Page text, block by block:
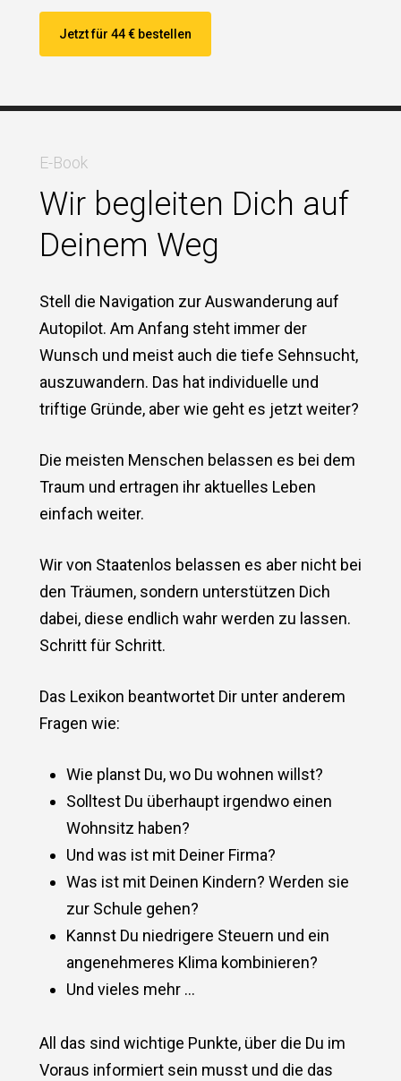
Jetzt für 44 € bestellen
E-Book
Wir begleiten Dich auf
Deinem Weg
Stell die Navigation zur Auswanderung auf
Autopilot. Am Anfang steht immer der
Wunsch und meist auch die tiefe Sehnsucht,
auszuwandern. Das hat individuelle und
triftige Gründe, aber wie geht es jetzt weiter?
Die meisten Menschen belassen es bei dem
Traum und ertragen ihr aktuelles Leben
einfach weiter.
Wir von Staatenlos belassen es aber nicht bei
den Träumen, sondern unterstützen Dich
dabei, diese endlich wahr werden zu lassen.
Schritt für Schritt.
Das Lexikon beantwortet Dir unter anderem
Fragen wie:
Wie planst Du, wo Du wohnen willst?
Solltest Du überhaupt irgendwo einen
Wohnsitz haben?
Und was ist mit Deiner Firma?
Was ist mit Deinen Kindern? Werden sie
zur Schule gehen?
Kannst Du niedrigere Steuern und ein
angenehmeres Klima kombinieren?
Und vieles mehr …
All das sind wichtige Punkte, über die Du im
Voraus informiert sein musst und die das